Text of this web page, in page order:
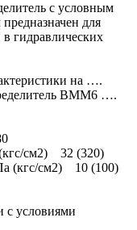
с условным
для
гидравлических
на ….
ВММ6 ….
см2) 32 (320)
(кгс/см2) 10 (100)
с условиями